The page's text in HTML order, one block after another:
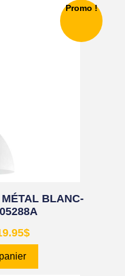
Promo !
BLANC-
$